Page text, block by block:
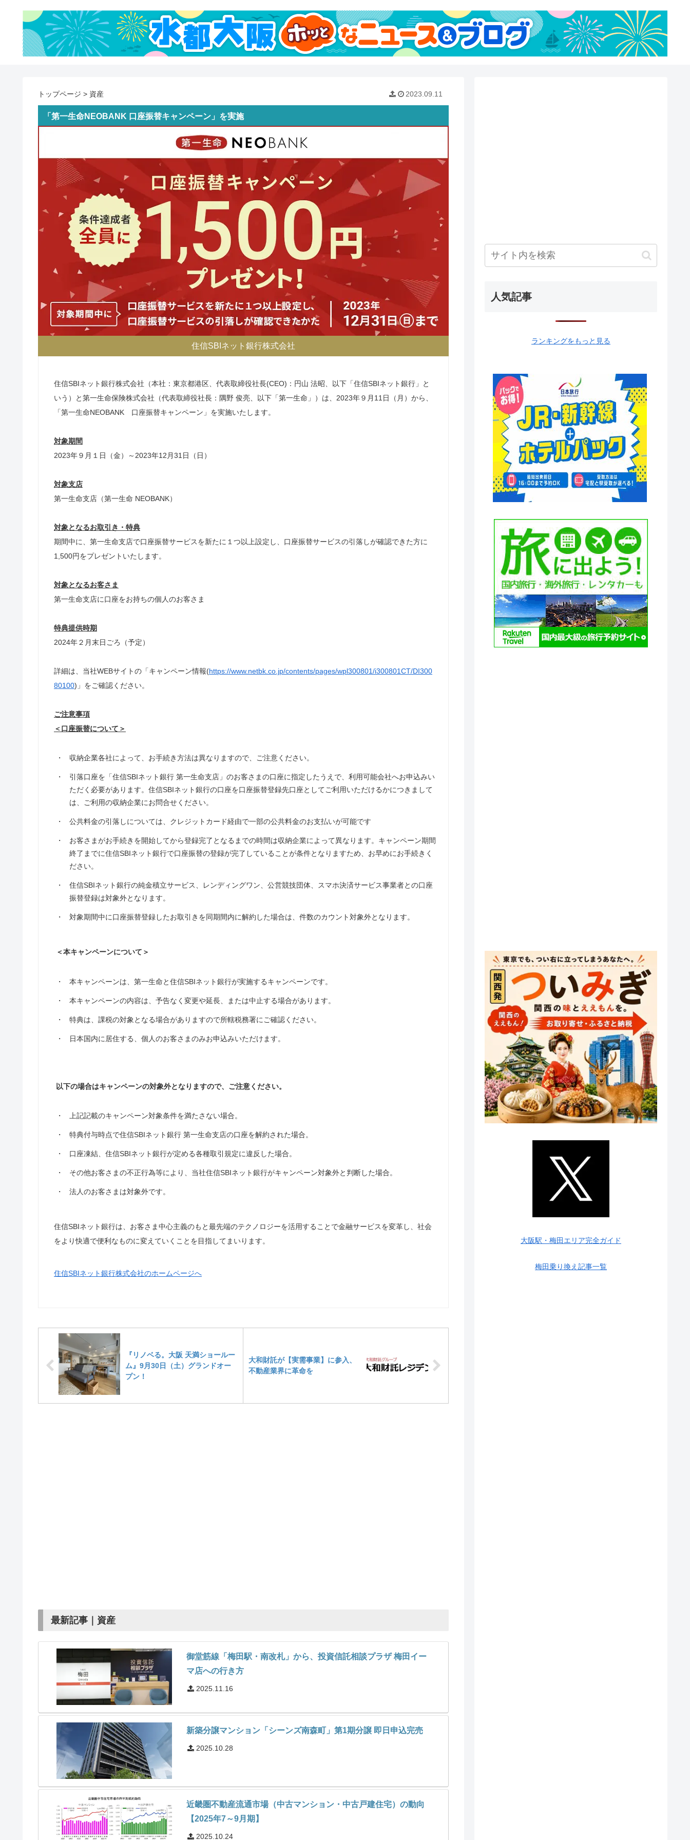
トップページ > 資産 2023.09.11
「第一生命NEOBANK 口座振替キャンペーン」を実施
住信SBIネット銀行株式会社
住信SBIネット銀行株式会社（本社：東京都港区、代表取締役社長(CEO)：円山 法昭、以下「住信SBIネット銀行」と
いう）と第一生命保険株式会社（代表取締役社長：隅野 俊亮、以下「第一生命」）は、2023年９月11日（月）から、
「第一生命NEOBANK 口座振替キャンペーン」を実施いたします。
対象期間
2023年９月１日（金）～2023年12月31日（日）
対象支店
第一生命支店（第一生命 NEOBANK）
対象となるお取引き・特典
期間中に、第一生命支店で口座振替サービスを新たに１つ以上設定し、口座振替サービスの引落しが確認できた方に
1,500円をプレゼントいたします。
対象となるお客さま
第一生命支店に口座をお持ちの個人のお客さま
特典提供時期
2024年２月末日ごろ（予定）
詳細は、当社WEBサイトの「キャンペーン情報(https://www.netbk.co.jp/contents/pages/wpl300801/i300801CT/DI300
80100)」をご確認ください。
ご注意事項
＜口座振替について＞
・ 収納企業各社によって、お手続き方法は異なりますので、ご注意ください。
・
引落口座を「住信SBIネット銀行 第一生命支店」のお客さまの口座に指定したうえで、利用可能会社へお申込みい
ただく必要があります。住信SBIネット銀行の口座を口座振替登録先口座としてご利用いただけるかにつきまして
は、ご利用の収納企業にお問合せください。
・ 公共料金の引落しについては、クレジットカード経由で一部の公共料金のお支払いが可能です
・
お客さまがお手続きを開始してから登録完了となるまでの時間は収納企業によって異なります。キャンペーン期間
終了までに住信SBIネット銀行で口座振替の登録が完了していることが条件となりますため、お早めにお手続きく
ださい。
・
住信SBIネット銀行の純金積立サービス、レンディングワン、公営競技団体、スマホ決済サービス事業者との口座
振替登録は対象外となります。
・ 対象期間中に口座振替登録したお取引きを同期間内に解約した場合は、件数のカウント対象外となります。
＜本キャンペーンについて＞
・ 本キャンペーンは、第一生命と住信SBIネット銀行が実施するキャンペーンです。
・ 本キャンペーンの内容は、予告なく変更や延長、または中止する場合があります。
・ 特典は、課税の対象となる場合がありますので所轄税務署にご確認ください。
・ 日本国内に居住する、個人のお客さまのみお申込みいただけます。
以下の場合はキャンペーンの対象外となりますので、ご注意ください。
・ 上記記載のキャンペーン対象条件を満たさない場合。
・ 特典付与時点で住信SBIネット銀行 第一生命支店の口座を解約された場合。
・ 口座凍結、住信SBIネット銀行が定める各種取引規定に違反した場合。
・ その他お客さまの不正行為等により、当社住信SBIネット銀行がキャンペーン対象外と判断した場合。
・ 法人のお客さまは対象外です。
住信SBIネット銀行は、お客さま中心主義のもと最先端のテクノロジーを活用することで金融サービスを変革し、社会
をより快適で便利なものに変えていくことを目指してまいります。
住信SBIネット銀行株式会社のホームページへ
『リノベる。大阪 天満ショールー
ム』9月30日（土）グランドオー
プン！
大和財託が【実需事業】に参入、
不動産業界に革命を
最新記事｜資産
御堂筋線「梅田駅・南改札」から、投資信託相談プラザ 梅田イー
マ店への行き方
2025.11.16
新築分譲マンション「シーンズ南森町」第1期分譲 即日申込完売
2025.10.28
近畿圏不動産流通市場（中古マンション・中古戸建住宅）の動向
【2025年7～9月期】
2025.10.24
人気記事
ランキングをもっと見る
大阪駅・梅田エリア完全ガイド
梅田乗り換え記事一覧